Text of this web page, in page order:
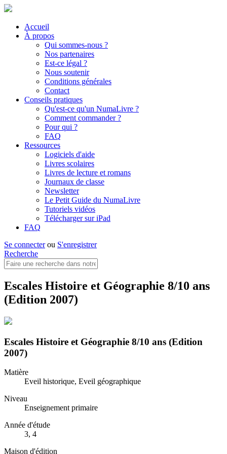
Accueil
À propos
Qui sommes-nous ?
Nos partenaires
Est-ce légal ?
Nous soutenir
Conditions générales
Contact
Conseils pratiques
Qu'est-ce qu'un NumaLivre ?
Comment commander ?
Pour qui ?
FAQ
Ressources
Logiciels d'aide
Livres scolaires
Livres de lecture et romans
Journaux de classe
Newsletter
Le Petit Guide du NumaLivre
Tutoriels vidéos
Télécharger sur iPad
FAQ
Se connecterou S'enregistrer
Recherche
Escales Histoire et Géographie 8/10 ans
(Edition 2007)
Escales Histoire et Géographie 8/10 ans (Edition
2007)
Matière
Eveil historique, Eveil géographique
Niveau
Enseignement primaire
Année d'étude
3, 4
Maison d'édition